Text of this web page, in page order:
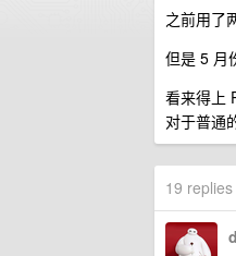
之前用了
但是 5 月
看来得上
对于普通
19 replies